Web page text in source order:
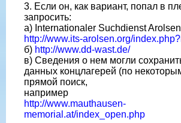
3. Если он, как вариант, попал в
запросить:
а) Internationaler Suchdienst Arolsen
http://www.its-arolsen.org/
б) http://www.dd-wast.de/
в) Сведения о нем могли
данных концлагерей (по
прямой поиск,
например
http://www.mauthausen-
memorial.at/index_open.php